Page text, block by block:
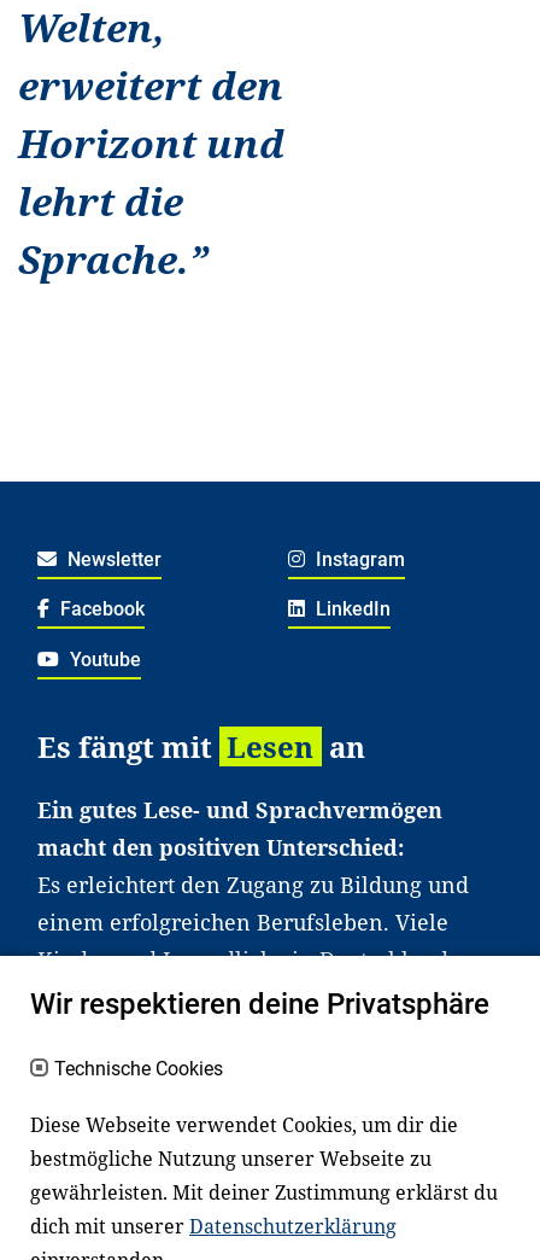
Welten,
erweitert den
Horizont und
lehrt die
Sprache.”
Newsletter Instagram
Facebook LinkedIn
Youtube
Es fängt mit Lesen an
Ein gutes Lese- und Sprachvermögen
macht den positiven Unterschied:
Es erleichtert den Zugang zu Bildung und
einem erfolgreichen Berufsleben. Viele
Kinder und Jugendliche in Deutschland
haben aber große Schwierigkeiten dabei.
an Familien sowie an Erzieher*innen,
Fachexpert*innen. Dafür arbeiten wir eng
mit Ministerien, wissenschaftlichen
Einrichtungen, Verbänden, Unternehmen
Wir respektieren deine Privatsphäre
Technische Cookies
Diese Webseite verwendet Cookies, um dir die
bestmögliche Nutzung unserer Webseite zu
gewährleisten. Mit deiner Zustimmung erklärst du
dich mit unsererDatenschutzerklärung